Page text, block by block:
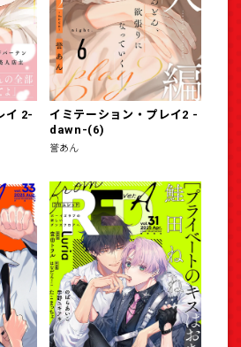
イ 2-
イミテーション・プレイ2 -
dawn-(6)
誉あん